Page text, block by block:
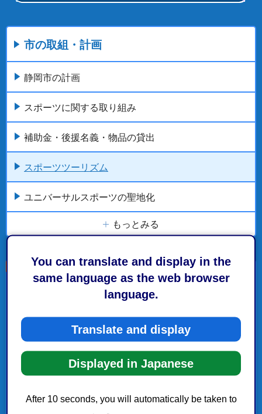
You can translate and display in the
same language as the web browser
language.
Translate and display
Displayed in Japanese
After 10 seconds, you will automatically be taken to
市の取組・計画
静岡市の計画
スポーツに関する取り組み
補助金・後援名義・物品の貸出
スポーツツーリズム
ユニバーサルスポーツの聖地化
もっとみる
こちらの記事も読まれています。
市の取組・計画
スポーツに関する取り組み